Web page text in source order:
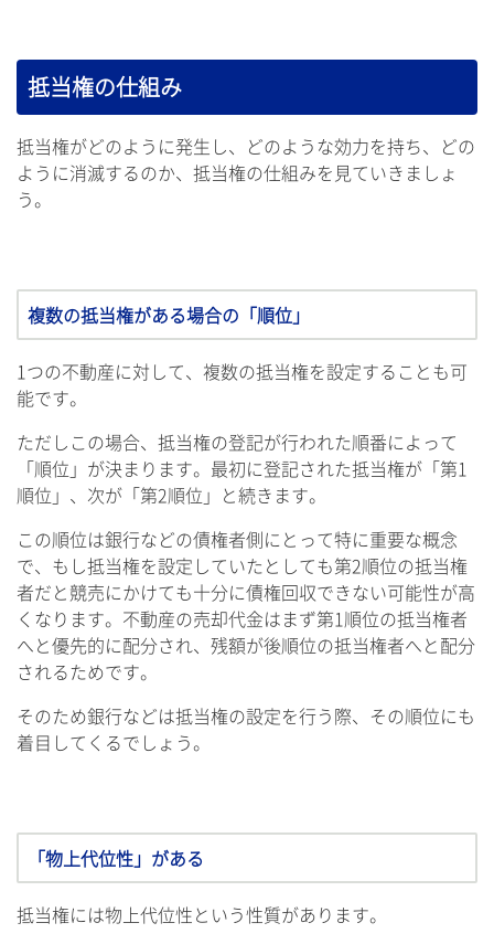
抵当権の仕組み
抵当権がどのように発生し、どのような効力を持ち、どの
ように消滅するのか、抵当権の仕組みを見ていきましょ
う。
複数の抵当権がある場合の「順位」
1つの不動産に対して、複数の抵当権を設定することも可
能です。
ただしこの場合、抵当権の登記が行われた順番によって
「順位」が決まります。最初に登記された抵当権が「第1
順位」、次が「第2順位」と続きます。
この順位は銀行などの債権者側にとって特に重要な概念
で、もし抵当権を設定していたとしても第2順位の抵当権
者だと競売にかけても十分に債権回収できない可能性が高
くなります。不動産の売却代金はまず第1順位の抵当権者
へと優先的に配分され、残額が後順位の抵当権者へと配分
されるためです。
そのため銀行などは抵当権の設定を行う際、その順位にも
着目してくるでしょう。
「物上代位性」がある
抵当権には物上代位性という性質があります。